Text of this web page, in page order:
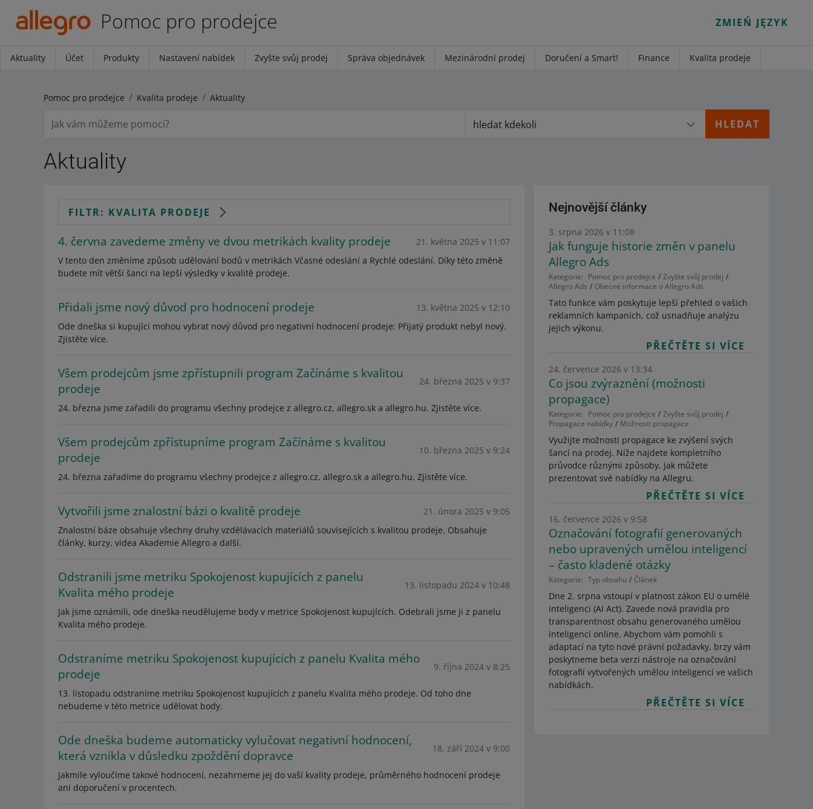
Pomoc pro prodejce ZMIEŃ JĘZYK
Aktuality Účet Produkty Nastavení nabídek Zvyšte svůj prodej Správa objednávek Mezinárodní prodej Doručení a Smart! Finance Kvalita prodeje
Pomoc pro prodejce Kvalita prodeje Aktuality
hledat kdekoli
Aktuality
FILTR: KVALITA PRODEJE
4. června zavedeme změny ve dvou metrikách kvality prodeje
21. května 2025 v 11:07
V tento den změníme způsob udělování bodů v metrikách Včasné odeslání a Rychlé odeslání. Díky této změně
budete mít větší šanci na lepší výsledky v kvalitě prodeje.
Přidali jsme nový důvod pro hodnocení prodeje
13. května 2025 v 12:10
Ode dneška si kupující mohou vybrat nový důvod pro negativní hodnocení prodeje: Přijatý produkt nebyl nový.
Zjistěte více.
Všem prodejcům jsme zpřístupnili program Začínáme s kvalitou
prodeje
24. března 2025 v 9:37
24. března jsme zařadili do programu všechny prodejce z allegro.cz, allegro.sk a allegro.hu. Zjistěte více.
Všem prodejcům zpřístupníme program Začínáme s kvalitou
prodeje
10. března 2025 v 9:24
24. března zařadíme do programu všechny prodejce z allegro.cz, allegro.sk a allegro.hu. Zjistěte více.
Vytvořili jsme znalostní bázi o kvalitě prodeje
21. února 2025 v 9:05
Znalostní báze obsahuje všechny druhy vzdělávacích materiálů souvisejících s kvalitou prodeje. Obsahuje
články, kurzy, videa Akademie Allegro a další.
Odstranili jsme metriku Spokojenost kupujících z panelu
Kvalita mého prodeje
13. listopadu 2024 v 10:48
Jak jsme oznámili, ode dneška neudělujeme body v metrice Spokojenost kupujících. Odebrali jsme ji z panelu
Kvalita mého prodeje.
Odstraníme metriku Spokojenost kupujících z panelu Kvalita mého
prodeje
9. října 2024 v 8:25
13. listopadu odstraníme metriku Spokojenost kupujících z panelu Kvalita mého prodeje. Od toho dne
nebudeme v této metrice udělovat body.
Ode dneška budeme automaticky vylučovat negativní hodnocení,
která vznikla v důsledku zpoždění dopravce
18. září 2024 v 9:00
Jakmile vyloučíme takové hodnocení, nezahrneme jej do vaší kvality prodeje, průměrného hodnocení prodeje
ani doporučení v procentech.
Nejnovější články
3. srpna 2026 v 11:08
Jak funguje historie změn v panelu
Allegro Ads
Kategorie: Pomoc pro prodejce
Zvyšte svůj prodej
Allegro Ads
Obecné informace o Allegro Ads
Tato funkce vám poskytuje lepší přehled o vašich
reklamních kampaních, což usnadňuje analýzu
jejich výkonu.
PŘEČTĚTE SI VÍCE
24. července 2026 v 13:34
Co jsou zvýraznění (možnosti
propagace)
Kategorie: Pomoc pro prodejce
Zvyšte svůj prodej
Propagace nabídky
Možnosti propagace
Využijte možnosti propagace ke zvýšení svých
šancí na prodej. Níže najdete kompletního
průvodce různými způsoby, jak můžete
prezentovat své nabídky na Allegru.
PŘEČTĚTE SI VÍCE
16. července 2026 v 9:58
Označování fotografií generovaných
nebo upravených umělou inteligencí
– často kladené otázky
Kategorie: Typ obsahu Článek
Dne 2. srpna vstoupí v platnost zákon EU o umělé
inteligenci (AI Act). Zavede nová pravidla pro
transparentnost obsahu generovaného umělou
inteligencí online. Abychom vám pomohli s
adaptací na tyto nové právní požadavky, brzy vám
poskytneme beta verzi nástroje na označování
fotografií vytvořených umělou inteligencí ve vašich
nabídkách.
PŘEČTĚTE SI VÍCE